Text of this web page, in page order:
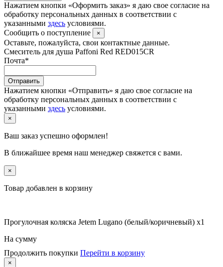
Нажатием кнопки «Оформить заказ» я даю свое согласие на
обработку персональных данных в соответствии с
указанными здесь условиями.
Сообщить о поступление
×
Оставьте, пожалуйста, свои контактные данные.
Смеситель для душа Paffoni Red RED015CR
Почта*
Отправить
Нажатием кнопки «Отправить» я даю свое согласие на
обработку персональных данных в соответствии с
указанными здесь условиями.
×
Ваш заказ успешно оформлен!
В ближайшее время наш менеджер свяжется с вами.
×
Товар добавлен в корзину
Прогулочная коляска Jetem Lugano (белый/коричневый) x1
На сумму
Продолжить покупки Перейти в корзину
×